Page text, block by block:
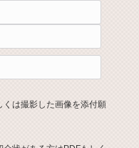
くは撮影した画像を添付願